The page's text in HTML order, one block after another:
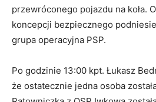
przewróconego pojazdu na koła.
koncepcji bezpiecznego
grupa operacyjna PSP.
Po godzinie 13:00 kpt. Łukasz
że ostatecznie jedna osoba